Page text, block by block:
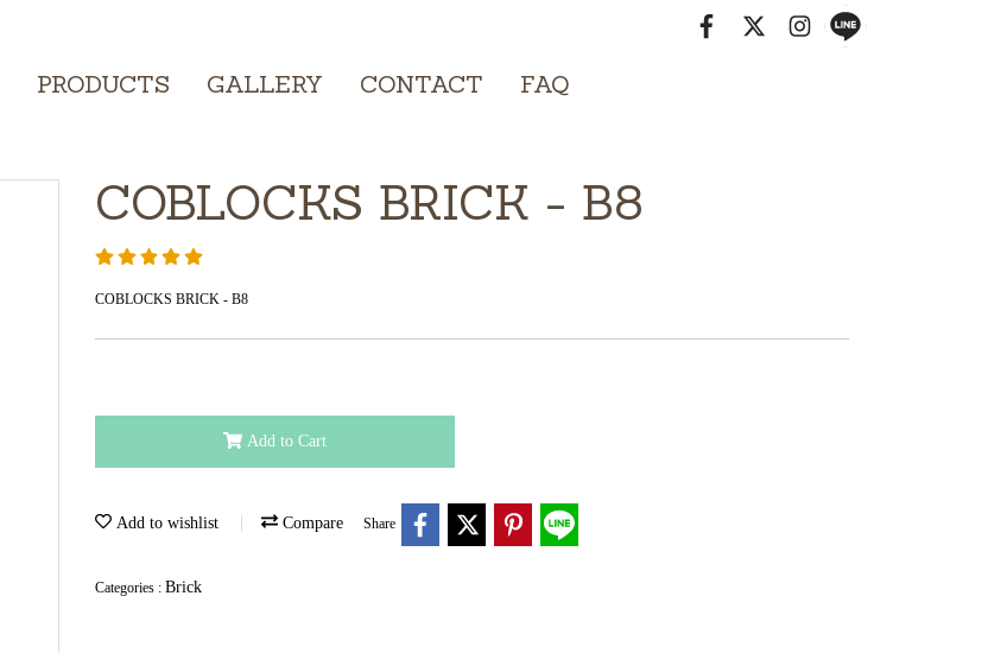
PRODUCTS GALLERY CONTACT FAQ
COBLOCKS BRICK - B8
COBLOCKS BRICK - B8
Add to Cart
Add to wishlist Compare Share
Categories : Brick